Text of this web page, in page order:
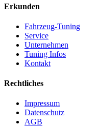
Erkunden
Fahrzeug-Tuning
Service
Unternehmen
Tuning Infos
Kontakt
Rechtliches
Impressum
Datenschutz
AGB